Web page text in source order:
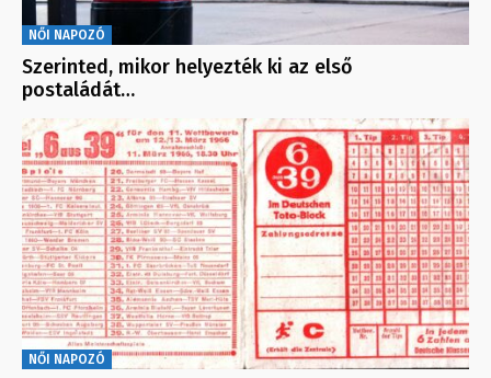
NŐI NAPOZÓ
Szerinted, mikor helyezték ki az első
postaládát…
NŐI NAPOZÓ